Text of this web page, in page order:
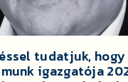
tudatjuk,
igazgatója